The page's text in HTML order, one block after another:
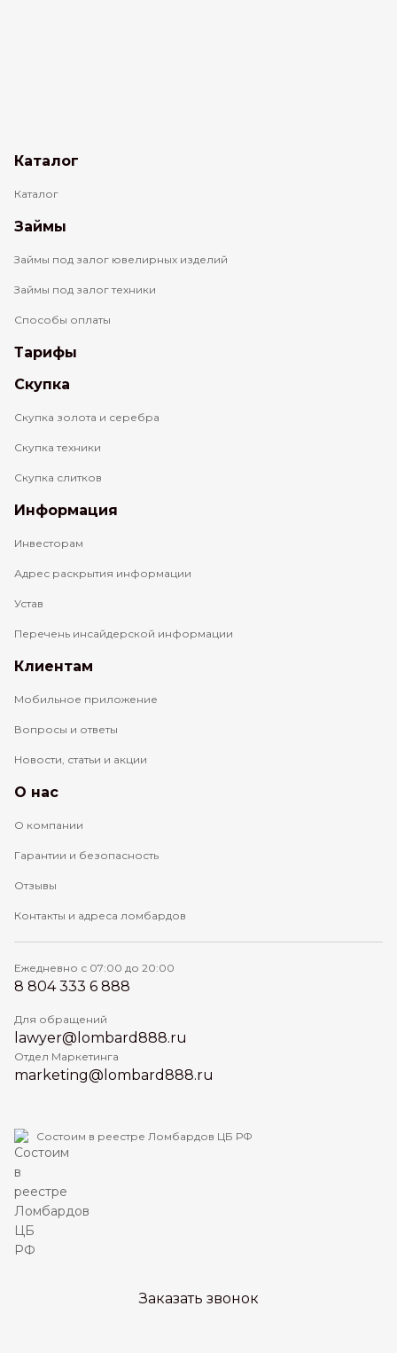
Каталог
Каталог
Займы
Займы под залог ювелирных изделий
Займы под залог техники
Способы оплаты
Тарифы
Скупка
Скупка золота и серебра
Скупка техники
Скупка слитков
Информация
Инвесторам
Адрес раскрытия информации
Устав
Перечень инсайдерской информации
Клиентам
Мобильное приложение
Вопросы и ответы
Новости, статьи и акции
О нас
О компании
Гарантии и безопасность
Отзывы
Контакты и адреса ломбардов
Ежедневно с 07:00 до 20:00
8 804 333 6 888
Для обращений
lawyer@lombard888.ru
Отдел Маркетинга
marketing@lombard888.ru
Состоим в реестре Ломбардов ЦБ РФ
Заказать звонок